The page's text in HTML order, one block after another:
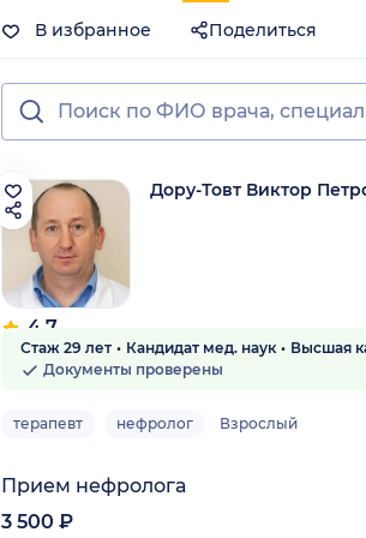
В избранное Поделиться
4.7
81 отзыв
Дору-Товт Виктор
Стаж 29 лет Кандидат мед. наук
Высшая
Документы проверены
терапевт нефролог Взрослый
Прием нефролога
3 500 ₽